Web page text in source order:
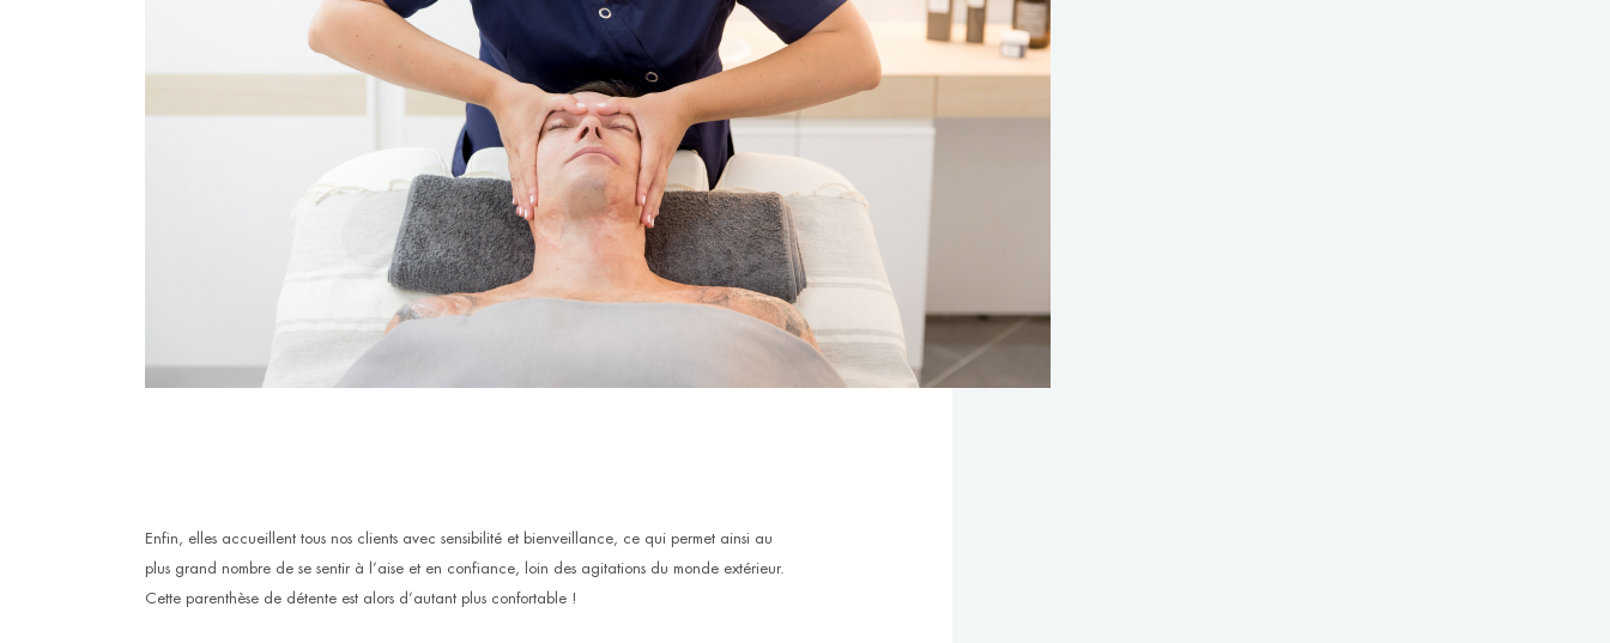
Enfin, elles accueillent tous nos clients avec sensibilité et bienveillance, ce qui permet ainsi au
plus grand nombre de se sentir à l’aise et en confiance, loin des agitations du monde extérieur.
Cette parenthèse de détente est alors d’autant plus confortable !